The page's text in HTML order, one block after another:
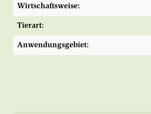
Wirtschaftsweise:
Tierart:
Anwendungsgebiet: